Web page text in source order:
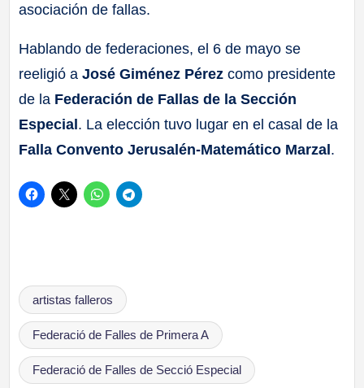
asociación de fallas.
Hablando de federaciones, el 6 de mayo se
reeligió a José Giménez Pérez como presidente
de la Federación de Fallas de la Sección
Especial. La elección tuvo lugar en el casal de la
Falla Convento Jerusalén-Matemático Marzal.
Etiquetas:
artistas falleros
Federació de Falles de Primera A
Federació de Falles de Secció Especial